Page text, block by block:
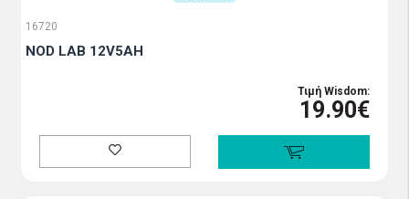
16720
NOD LAB 12V5AH
Τιμή Wisdom:
19.90€